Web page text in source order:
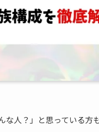
人？」と思っている方も